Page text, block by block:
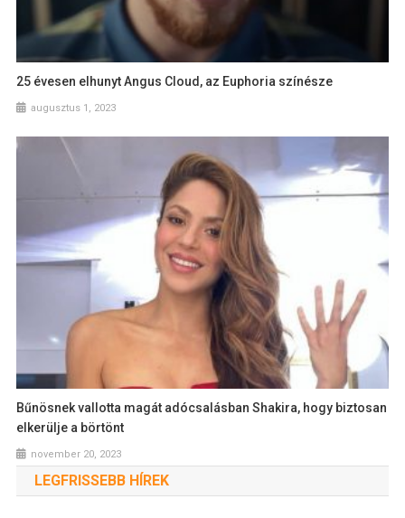
25 évesen elhunyt Angus Cloud, az Euphoria színésze
augusztus 1, 2023
Bűnösnek vallotta magát adócsalásban Shakira, hogy biztosan
elkerülje a börtönt
november 20, 2023
LEGFRISSEBB HÍREK